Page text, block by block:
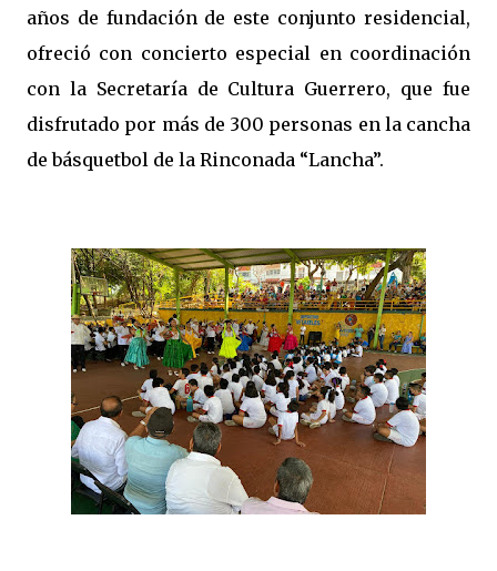
años de fundación de este conjunto residencial,
ofreció con concierto especial en coordinación
con la Secretaría de Cultura Guerrero, que fue
disfrutado por más de 300 personas en la cancha
de básquetbol de la Rinconada “Lancha”.